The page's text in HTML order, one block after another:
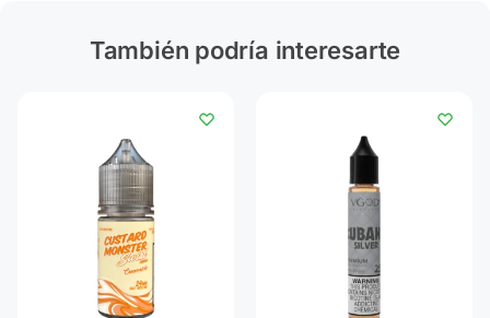
También podría interesarte